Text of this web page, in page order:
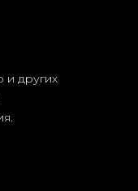
и других